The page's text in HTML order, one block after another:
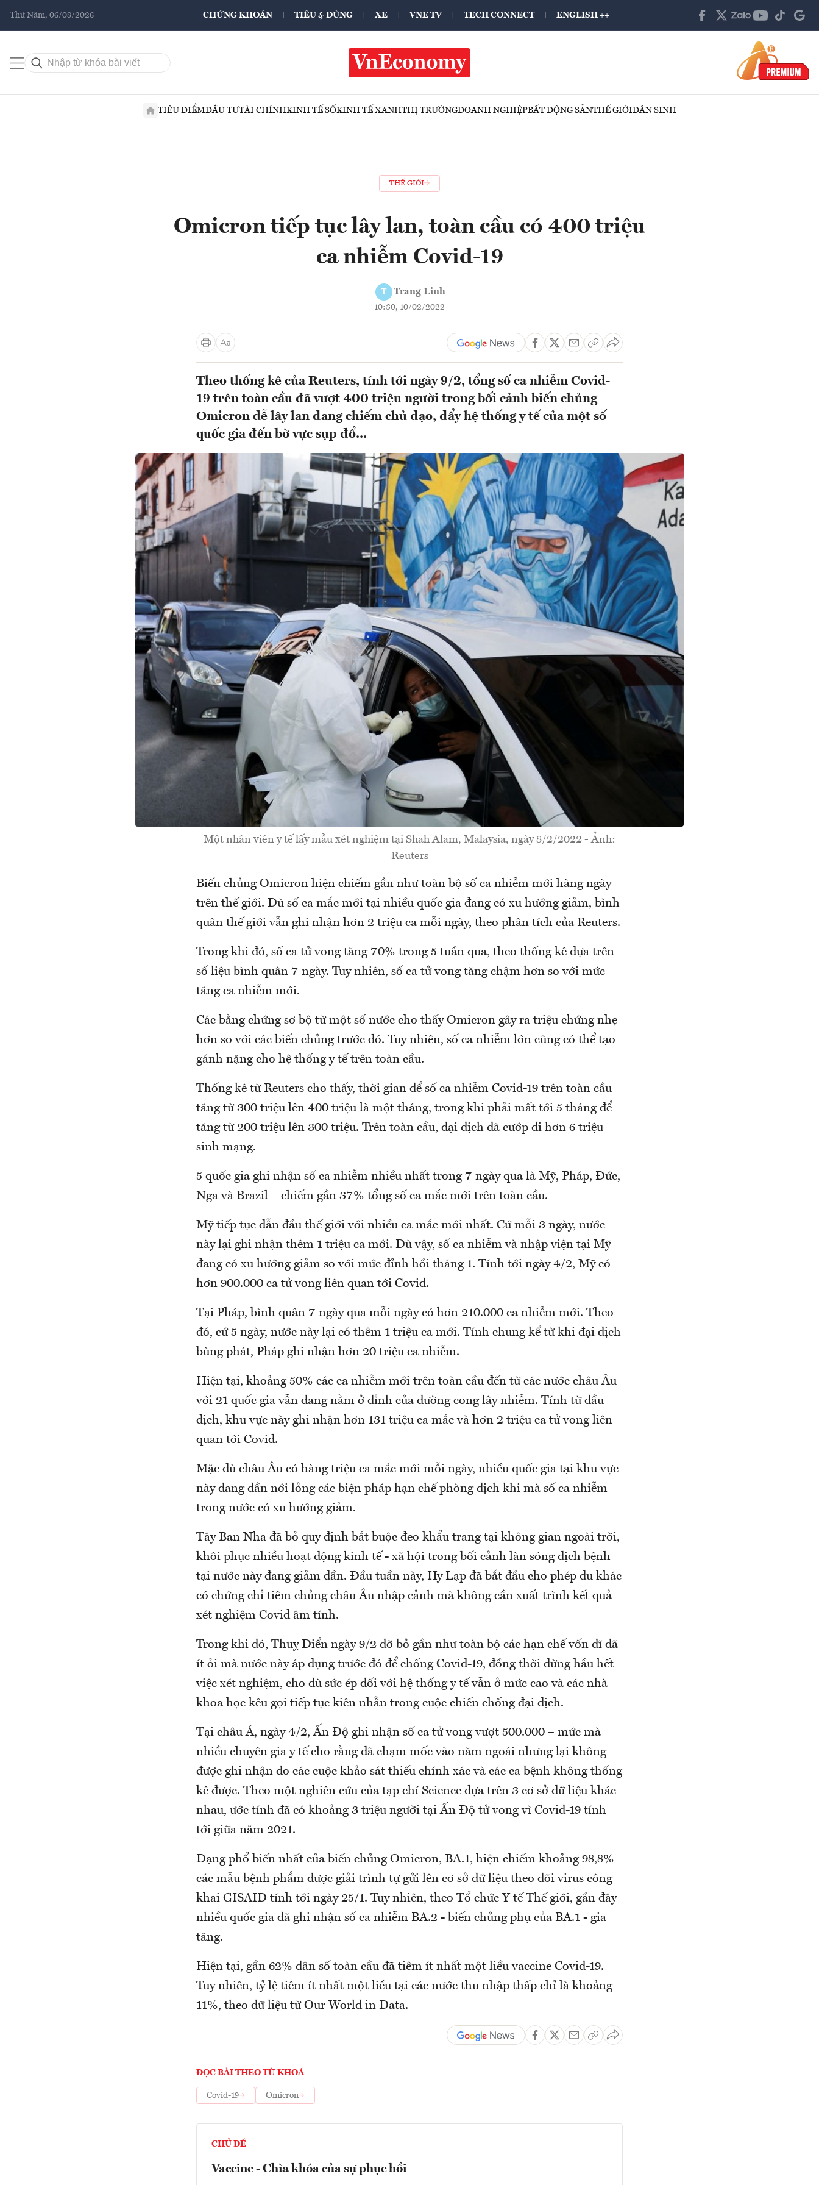
Thứ Năm, 06/08/2026 CHỨNG KHOÁN TIÊU & DÙNG XE VNE TV TECH CONNECT ENGLISH ++
TIÊU ĐIỂMĐẦU TƯTÀI CHÍNHKINH TẾ SỐKINH TẾ XANHTHỊ TRƯỜNGDOANH NGHIỆPBẤT ĐỘNG SẢNTHẾ GIỚIDÂN SINH
THẾ GIỚI
Omicron tiếp tục lây lan, toàn cầu có 400 triệu
ca nhiễm Covid-19
T Trang Linh
10:30, 10/02/2022
Theo thống kê của Reuters, tính tới ngày 9/2, tổng số ca nhiễm Covid-
19 trên toàn cầu đã vượt 400 triệu người trong bối cảnh biến chủng
Omicron dễ lây lan đang chiếm chủ đạo, đẩy hệ thống y tế của một số
quốc gia đến bờ vực sụp đổ...
Một nhân viên y tế lấy mẫu xét nghiệm tại Shah Alam, Malaysia, ngày 8/2/2022 - Ảnh:
Reuters
Biến chủng Omicron hiện chiếm gần như toàn bộ số ca nhiễm mới hàng ngày
trên thế giới. Dù số ca mắc mới tại nhiều quốc gia đang có xu hướng giảm, bình
quân thế giới vẫn ghi nhận hơn 2 triệu ca mỗi ngày, theo phân tích của Reuters.
Trong khi đó, số ca tử vong tăng 70% trong 5 tuần qua, theo thống kê dựa trên
số liệu bình quân 7 ngày. Tuy nhiên, số ca tử vong tăng chậm hơn so với mức
tăng ca nhiễm mới.
Các bằng chứng sơ bộ từ một số nước cho thấy Omicron gây ra triệu chứng nhẹ
hơn so với các biến chủng trước đó. Tuy nhiên, số ca nhiễm lớn cũng có thể tạo
gánh nặng cho hệ thống y tế trên toàn cầu.
Thống kê từ Reuters cho thấy, thời gian để số ca nhiễm Covid-19 trên toàn cầu
tăng từ 300 triệu lên 400 triệu là một tháng, trong khi phải mất tới 5 tháng để
tăng từ 200 triệu lên 300 triệu. Trên toàn cầu, đại dịch đã cướp đi hơn 6 triệu
sinh mạng.
5 quốc gia ghi nhận số ca nhiễm nhiều nhất trong 7 ngày qua là Mỹ, Pháp, Đức,
Nga và Brazil – chiếm gần 37% tổng số ca mắc mới trên toàn cầu.
Mỹ tiếp tục dẫn đầu thế giới với nhiều ca mắc mới nhất. Cứ mỗi 3 ngày, nước
này lại ghi nhận thêm 1 triệu ca mới. Dù vậy, số ca nhiễm và nhập viện tại Mỹ
đang có xu hướng giảm so với mức đỉnh hồi tháng 1. Tính tới ngày 4/2, Mỹ có
hơn 900.000 ca tử vong liên quan tới Covid.
Tại Pháp, bình quân 7 ngày qua mỗi ngày có hơn 210.000 ca nhiễm mới. Theo
đó, cứ 5 ngày, nước này lại có thêm 1 triệu ca mới. Tính chung kể từ khi đại dịch
bùng phát, Pháp ghi nhận hơn 20 triệu ca nhiễm.
Hiện tại, khoảng 50% các ca nhiễm mới trên toàn cầu đến từ các nước châu Âu
với 21 quốc gia vẫn đang nằm ở đỉnh của đường cong lây nhiễm. Tính từ đầu
dịch, khu vực này ghi nhận hơn 131 triệu ca mắc và hơn 2 triệu ca tử vong liên
quan tới Covid.
Mặc dù châu Âu có hàng triệu ca mắc mới mỗi ngày, nhiều quốc gia tại khu vực
này đang dần nới lỏng các biện pháp hạn chế phòng dịch khi mà số ca nhiễm
trong nước có xu hướng giảm.
Tây Ban Nha đã bỏ quy định bắt buộc đeo khẩu trang tại không gian ngoài trời,
khôi phục nhiều hoạt động kinh tế - xã hội trong bối cảnh làn sóng dịch bệnh
tại nước này đang giảm dần. Đầu tuần này, Hy Lạp đã bắt đầu cho phép du khác
có chứng chỉ tiêm chủng châu Âu nhập cảnh mà không cần xuất trình kết quả
xét nghiệm Covid âm tính.
Trong khi đó, Thuỵ Điển ngày 9/2 dỡ bỏ gần như toàn bộ các hạn chế vốn dĩ đã
ít ỏi mà nước này áp dụng trước đó để chống Covid-19, đồng thời dừng hầu hết
việc xét nghiệm, cho dù sức ép đối với hệ thống y tế vẫn ở mức cao và các nhà
khoa học kêu gọi tiếp tục kiên nhẫn trong cuộc chiến chống đại dịch.
Tại châu Á, ngày 4/2, Ấn Độ ghi nhận số ca tử vong vượt 500.000 – mức mà
nhiều chuyên gia y tế cho rằng đã chạm mốc vào năm ngoái nhưng lại không
được ghi nhận do các cuộc khảo sát thiếu chính xác và các ca bệnh không thống
kê được. Theo một nghiên cứu của tạp chí Science dựa trên 3 cơ sở dữ liệu khác
nhau, ước tính đã có khoảng 3 triệu người tại Ấn Độ tử vong vì Covid-19 tính
tới giữa năm 2021.
Dạng phổ biến nhất của biến chủng Omicron, BA.1, hiện chiếm khoảng 98,8%
các mẫu bệnh phẩm được giải trình tự gửi lên cơ sở dữ liệu theo dõi virus công
khai GISAID tính tới ngày 25/1. Tuy nhiên, theo Tổ chức Y tế Thế giới, gần đây
nhiều quốc gia đã ghi nhận số ca nhiễm BA.2 - biến chủng phụ của BA.1 - gia
tăng.
Hiện tại, gần 62% dân số toàn cầu đã tiêm ít nhất một liều vaccine Covid-19.
Tuy nhiên, tỷ lệ tiêm ít nhất một liều tại các nước thu nhập thấp chỉ là khoảng
11%, theo dữ liệu từ Our World in Data.
ĐỌC BÀI THEO TỪ KHOÁ
Covid-19 Omicron
CHỦ ĐỀ
Vaccine - Chìa khóa của sự phục hồi